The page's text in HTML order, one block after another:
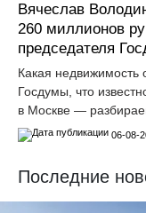
Вячеслав
260 миллионов
председателя
Какая
Госдумы, что
в Москве —
06-08-
Последние